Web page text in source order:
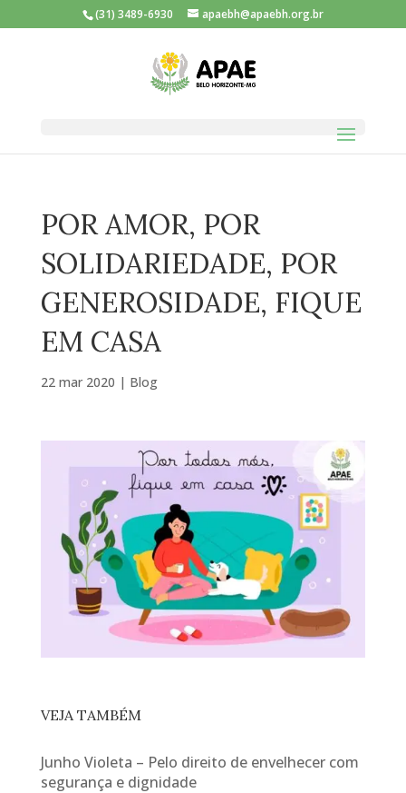
(31) 3489-6930 apaebh@apaebh.org.br
POR AMOR, POR
SOLIDARIEDADE, POR
GENEROSIDADE, FIQUE
EM CASA
22 mar 2020 | Blog
VEJA TAMBÉM
Junho Violeta – Pelo direito de envelhecer com
segurança e dignidade